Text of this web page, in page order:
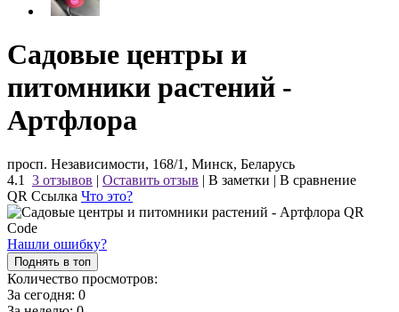
Садовые центры и
питомники растений -
Артфлора
просп. Независимости, 168/1, Минск, Беларусь
4.1
3 отзывов | Оставить отзыв | В заметки | В сравнение
QR Ссылка Что это?
Нашли ошибку?
Поднять в топ
Количество просмотров:
За сегодня: 0